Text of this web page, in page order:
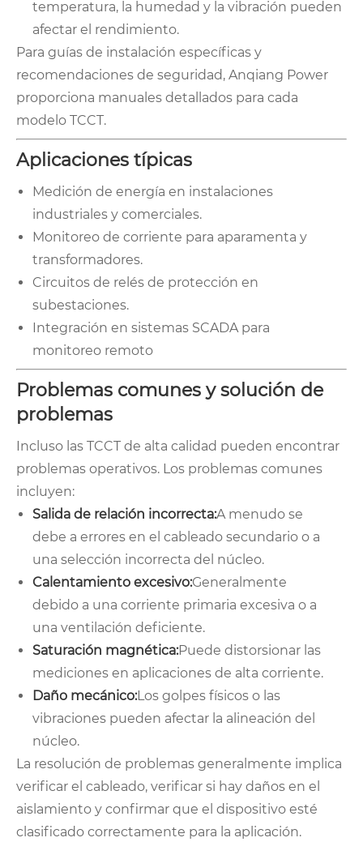
temperatura, la humedad y la vibración pueden
afectar el rendimiento.
Para guías de instalación específicas y
recomendaciones de seguridad, Anqiang Power
proporciona manuales detallados para cada
modelo TCCT.
Aplicaciones típicas
Medición de energía en instalaciones
industriales y comerciales.
Monitoreo de corriente para aparamenta y
transformadores.
Circuitos de relés de protección en
subestaciones.
Integración en sistemas SCADA para
monitoreo remoto
Problemas comunes y solución de
problemas
Incluso las TCCT de alta calidad pueden encontrar
problemas operativos. Los problemas comunes
incluyen:
Salida de relación incorrecta:A menudo se
debe a errores en el cableado secundario o a
una selección incorrecta del núcleo.
Calentamiento excesivo:Generalmente
debido a una corriente primaria excesiva o a
una ventilación deficiente.
Saturación magnética:Puede distorsionar las
mediciones en aplicaciones de alta corriente.
Daño mecánico:Los golpes físicos o las
vibraciones pueden afectar la alineación del
núcleo.
La resolución de problemas generalmente implica
verificar el cableado, verificar si hay daños en el
aislamiento y confirmar que el dispositivo esté
clasificado correctamente para la aplicación.